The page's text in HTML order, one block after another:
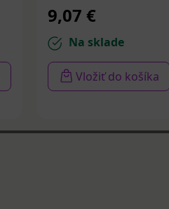
9,07 €
Na sklade
Vložiť do košíka